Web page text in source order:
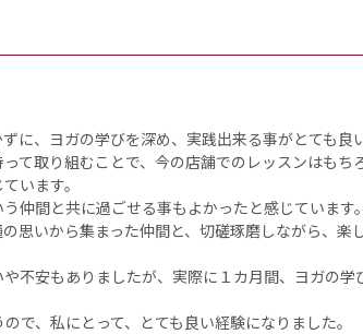
に、ヨガの学びを深め、実践出来る事がとても良
て取り組むことで、今の店舗でのレッスンはもち
います。
仲間と共に過ごせる事もよかったと感じています
思いから集まった仲間と、切磋琢磨しながら、楽
不安もありましたが、実際に１カ月間、ヨガの
で、私にとって、とても良い経験になりました。